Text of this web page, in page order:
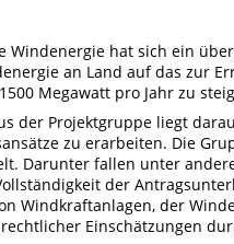
Windenergie hat sich ein
an Land auf das zur
Megawatt pro Jahr zu
der Projektgruppe liegt
zu erarbeiten. Die
Darunter fallen unter
der
Windkraftanlagen, der
Einschätzungen